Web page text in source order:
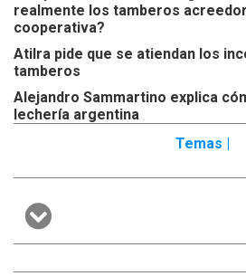
realmente los tamberos
cooperativa?
Atilra pide que se atiendan los
tamberos
Alejandro Sammartino explica
lechería argentina
Temas |